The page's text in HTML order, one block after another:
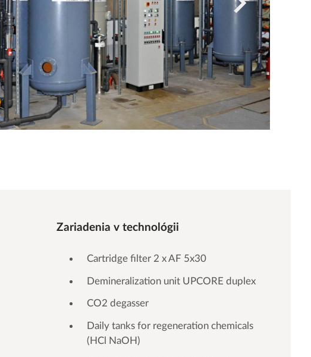
Zariadenia v technológii
Cartridge filter 2 x AF 5x30
Demineralization unit UPCORE duplex
CO2 degasser
Daily tanks for regeneration chemicals
(HCl NaOH)